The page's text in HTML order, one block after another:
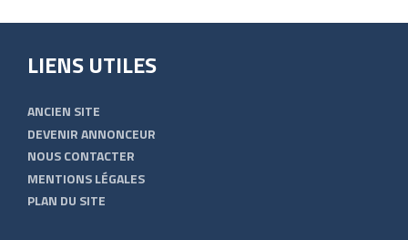
LIENS UTILES
ANCIEN SITE
DEVENIR ANNONCEUR
NOUS CONTACTER
MENTIONS LÉGALES
PLAN DU SITE